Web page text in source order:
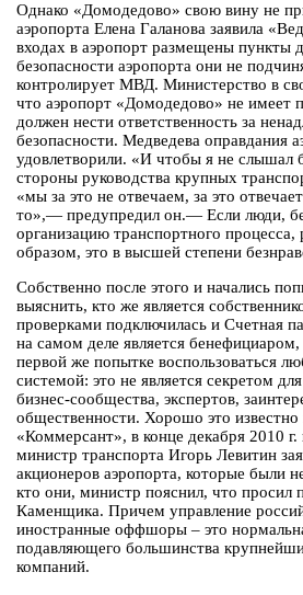
Однако «Домодедово» свою вину не
аэропорта Елена Галанова заявила
входах в аэропорт размещены пункты
безопасности аэропорта они не
контролирует МВД. Министерство в
что аэропорт «Домодедово» не имеет
должен нести ответственность за
безопасности. Медведева оправдания
удовлетворили. «И чтобы я не слышал
стороны руководства крупных
«мы за это не отвечаем, за это
то»,— предупредил он.— Если люди,
организацию транспортного
образом, это в высшей степени
Собственно после этого и начались
выяснить, кто же является
проверками подключилась и Счетная
на самом деле является бенефициаром,
первой же попытке воспользоваться
системой: это не является секретом
бизнес-сообщества, экспертов,
общественности. Хорошо это известно
«Коммерсант», в конце декабря 2010 г.
министр транспорта Игорь Левитин
акционеров аэропорта, которые были
кто они, министр пояснил, что просил
Каменщика. Причем управление
иностранные оффшоры – это
подавляющего большинства
компаний.